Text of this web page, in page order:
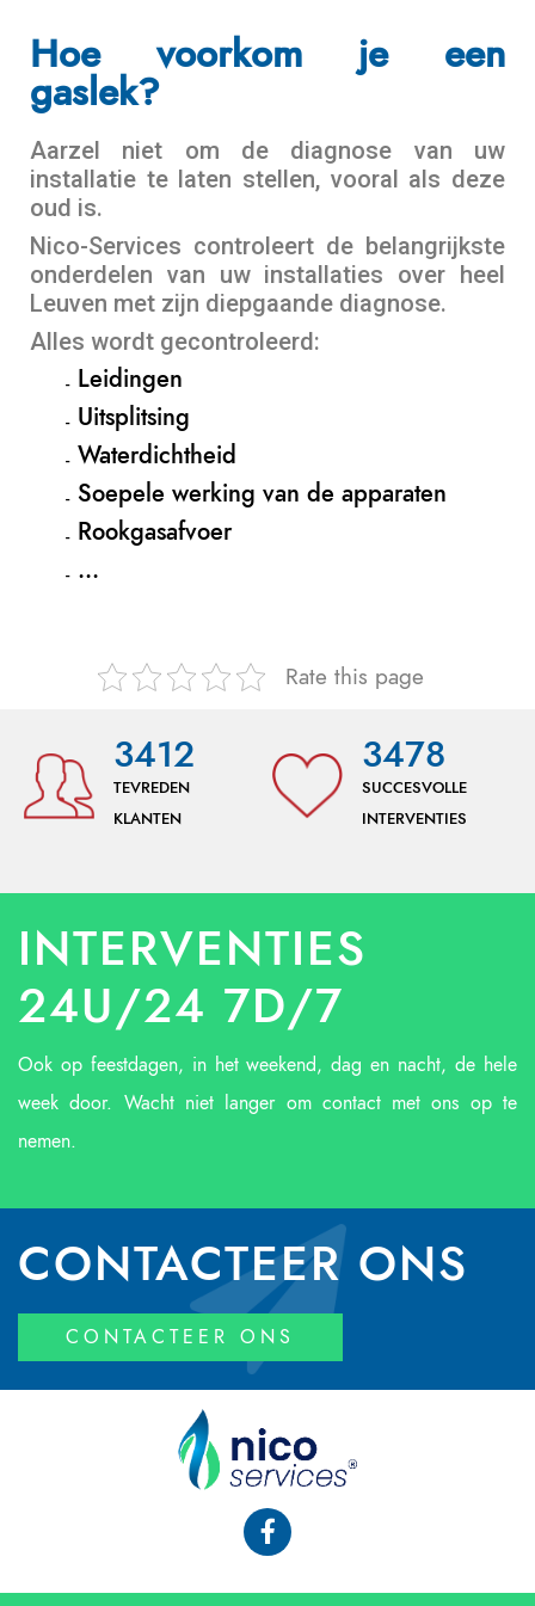
Hoe voorkom je een
gaslek?
Aarzel niet om de diagnose van uw
installatie te laten stellen, vooral als deze
oud is.
Nico-Services controleert de belangrijkste
onderdelen van uw installaties over heel
Leuven met zijn diepgaande diagnose.
Alles wordt gecontroleerd:
Leidingen
Uitsplitsing
Waterdichtheid
Soepele werking van de apparaten
Rookgasafvoer
…
Rate this page
3412
TEVREDEN
KLANTEN
3478
SUCCESVOLLE
INTERVENTIES
INTERVENTIES
24U/24 7D/7
Ook op feestdagen, in het weekend, dag en nacht, de hele
week door. Wacht niet langer om contact met ons op te
nemen.
CONTACTEER ONS
CONTACTEER ONS